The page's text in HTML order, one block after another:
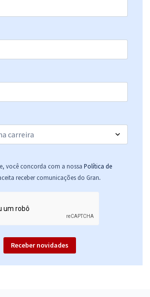
você concorda com a nossa Política de
receber comunicações do Gran.
Receber novidades